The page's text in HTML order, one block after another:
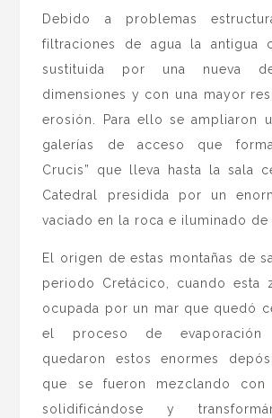
Debido a problemas
filtraciones de agua la antigua
sustituida por una nueva
dimensiones y con una mayor
erosión. Para ello se ampliaron
galerías de acceso que
Crucis” que lleva hasta la sala
Catedral presidida por un
vaciado en la roca e iluminado de
El origen de estas montañas de
periodo Cretácico, cuando esta
ocupada por un mar que quedó
el proceso de
quedaron estos enormes
que se fueron mezclando con
solidificándose y